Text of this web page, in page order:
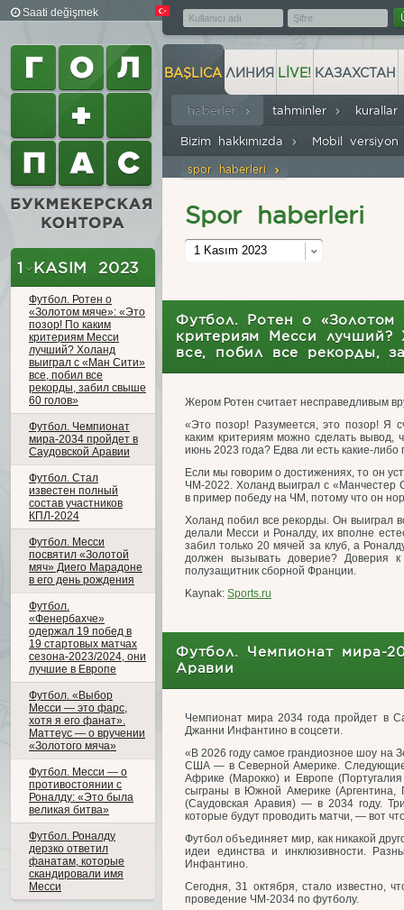
Saati değişmek
1 KASIM 2023
Футбол. Ротен о
«Золотом мяче»: «Это
позор! По каким
критериям Месси
лучший? Холанд
выиграл с «Ман Сити»
все, побил все
рекорды, забил свыше
60 голов»
Футбол. Чемпионат
мира-2034 пройдет в
Саудовской Аравии
Футбол. Стал
известен полный
состав участников
КПЛ-2024
Футбол. Месси
посвятил «Золотой
мяч» Диего Марадоне
в его день рождения
Футбол.
«Фенербахче»
одержал 19 побед в
19 стартовых матчах
сезона-2023/2024, они
лучшие в Европе
Футбол. «Выбор
Месси — это фарс,
хотя я его фанат».
Маттеус — о вручении
«Золотого мяча»
Футбол. Месси — о
противостоянии с
Роналду: «Это была
великая битва»
Футбол. Роналду
дерзко ответил
фанатам, которые
скандировали имя
Месси
BAŞLICA
haberler
spor haberleri
tahminler kurallar
Bizim hakkımızda Mobil
ЛИНИЯ LIVE! КАЗАХСТАН
Spor haberleri
1 Kasım 2023
Футбол. Ротен о
критериям Месси
все, побил все рекорды,
Жером Ротен считает несправедливым
«Это позор! Разумеется, это позор! Я
каким критериям можно сделать вывод,
июнь 2023 года? Едва ли есть какие-
Если мы говорим о достижениях, то он
ЧМ-2022. Холанд выиграл с «Манчестер
в пример победу на ЧМ, потому что он
Холанд побил все рекорды. Он выиграл
делали Месси и Роналду, их вполне
забил только 20 мячей за клуб, а
должен вызывать доверие? Доверия
полузащитник сборной Франции.
Kaynak: Sports.ru
Футбол. Чемпионат мира-
Аравии
Чемпионат мира 2034 года пройдет в
Джанни Инфантино в соцсети.
«В 2026 году самое грандиозное шоу на
США — в Северной Америке. Следующие
Африке (Марокко) и Европе
сыграны в Южной Америке (Аргентина,
(Саудовская Аравия) — в 2034 году.
которые будут проводить матчи, — вот
Футбол объединяет мир, как никакой
идеи единства и инклюзивности.
Инфантино.
Сегодня, 31 октября, стало известно,
проведение ЧМ-2034 по футболу.